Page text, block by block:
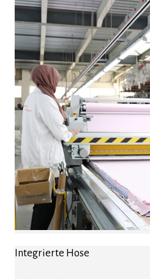
Integrierte Hose